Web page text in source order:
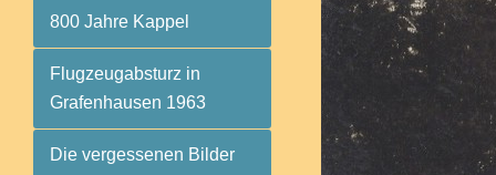
800 Jahre Kappel
Flugzeugabsturz in
Grafenhausen 1963
Die vergessenen Bilder